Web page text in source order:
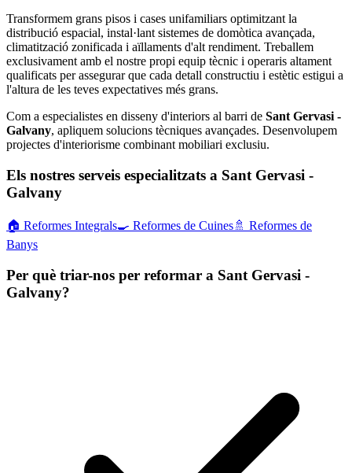
Transformem grans pisos i cases unifamiliars optimitzant la
distribució espacial, instal·lant sistemes de domòtica avançada,
climatització zonificada i aïllaments d'alt rendiment. Treballem
exclusivament amb el nostre propi equip tècnic i operaris altament
qualificats per assegurar que cada detall constructiu i estètic estigui a
l'altura de les teves expectatives més grans.
Com a especialistes en disseny d'interiors al barri de Sant Gervasi -
Galvany, apliquem solucions tècniques avançades. Desenvolupem
projectes d'interiorisme combinant mobiliari exclusiu.
Els nostres serveis especialitzats a Sant Gervasi -
Galvany
🏠 Reformes Integrals🍳 Reformes de Cuines🚿 Reformes de
Banys
Per què triar-nos per reformar a Sant Gervasi -
Galvany?